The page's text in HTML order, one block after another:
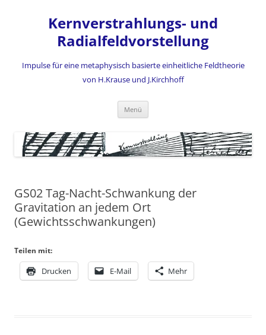
Kernverstrahlungs- und
Radialfeldvorstellung
Impulse für eine metaphysisch basierte einheitliche Feldtheorie
von H.Krause und J.Kirchhoff
Menü
GS02 Tag-Nacht-Schwankung der
Gravitation an jedem Ort
(Gewichtsschwankungen)
Teilen mit:
Drucken E-Mail Mehr